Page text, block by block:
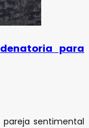
para
sentimental